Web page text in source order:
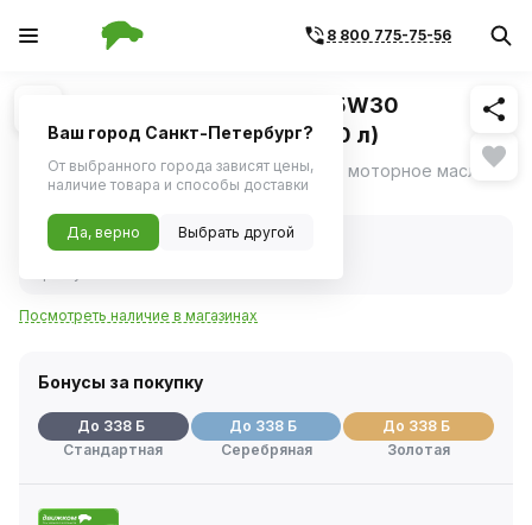
8 800 775-75-56
1/1 Похожие
Масло моторное ZIC X5000 5W30
дизельное полусинтетика (20 л)
ZIC X5000 5W-30 - полусинтетическое моторное масло.
Нет в наличии
Нет в наличии
Посмотреть наличие в магазинах
Бонусы за покупку
До 338 Б
Стандартная
До 338 Б
Серебряная
До 338 Б
Золотая
Ваш город Санкт-Петербург?
От выбранного города зависят цены,
наличие товара и способы доставки
Да, верно Выбрать другой